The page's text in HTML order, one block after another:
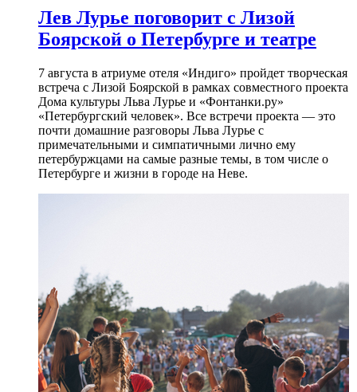
Лев Лурье поговорит с Лизой
Боярской о Петербурге и театре
7 августа в атриуме отеля «Индиго» пройдет творческая
встреча с Лизой Боярской в рамках совместного проекта
Дома культуры Льва Лурье и «Фонтанки.ру»
«Петербургский человек». Все встречи проекта — это
почти домашние разговоры Льва Лурье с
примечательными и симпатичными лично ему
петербуржцами на самые разные темы, в том числе о
Петербурге и жизни в городе на Неве.